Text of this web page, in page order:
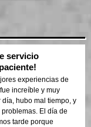
servicio
experiencias de
increíble y muy
hubo mal tiempo, y
El día de
tarde porque